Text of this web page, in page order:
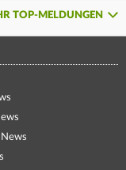
TOP-MELDUNGEN